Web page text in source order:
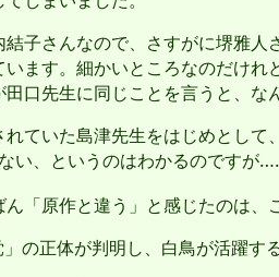
子さんなので、さすがに堺雅
ます。細かいところなのだけ
口先生に同じことを言うと、な
ていた島津先生をはじめとし
い、というのはわかるのですが
「原作と違う」と感じたのは、
の正体が判明し、白鳥が活躍す